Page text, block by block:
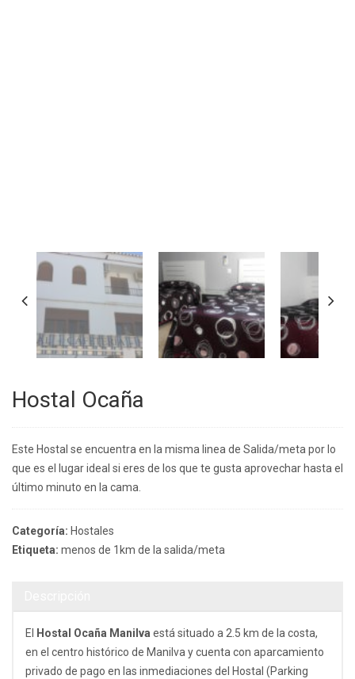
Hostal Ocaña
Este Hostal se encuentra en la misma linea de Salida/meta por lo
que es el lugar ideal si eres de los que te gusta aprovechar hasta el
último minuto en la cama.
Categoría: Hostales
Etiqueta: menos de 1km de la salida/meta
El Hostal Ocaña Manilva está situado a 2.5 km de la costa,
en el centro histórico de Manilva y cuenta con aparcamiento
privado de pago en las inmediaciones del Hostal (Parking